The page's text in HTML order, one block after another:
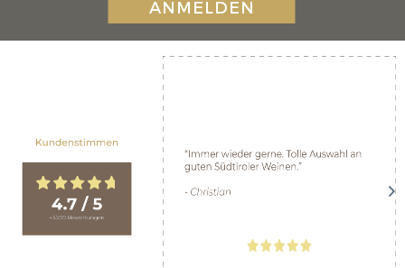
ANMELDEN